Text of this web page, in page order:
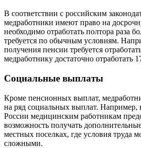
В соответствии с российским
медработники имеют право на
необходимо отработать полтора раза
требуется по обычным условиям.
получения пенсии требуется
медработнику достаточно отработать
Социальные выплаты
Кроме пенсионных выплат,
на ряд социальных выплат. Например,
России медицинским работникам
возможность получать
местных поселках, где условия труда
сложными.